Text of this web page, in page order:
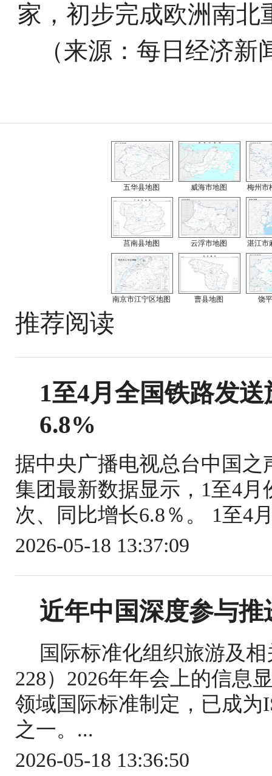
家，初步完成欧洲南北
（来源：每日经济新
五华县地图 威海市地图 梅州市
莒南县地图 云浮市地图 湛江市
南京市江宁区地图 曹县地图 饶
推荐阅读
1至4月全国铁路发
6.8%
据中央广播电视总台中国
集团最新数据显示，1至4月
次、同比增长6.8％。 1至4
2026-05-18 13:37:09
近年中国深度参与
国际标准化组织旅游及
228）2026年年会上的信息
领域国际标准制定，已成为
之一。...
2026-05-18 13:36:50